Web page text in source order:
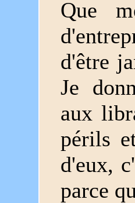
Que
d'être
Je
aux
périls
d'eux,
parce